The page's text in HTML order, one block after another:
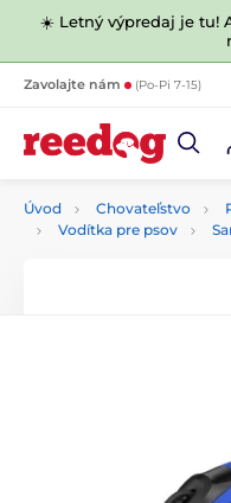
☀️ Letný výpredaj je tu!
Zavolajte nám (Po-Pi 7-15)
Úvod Chovateľstvo
Vodítka pre psov